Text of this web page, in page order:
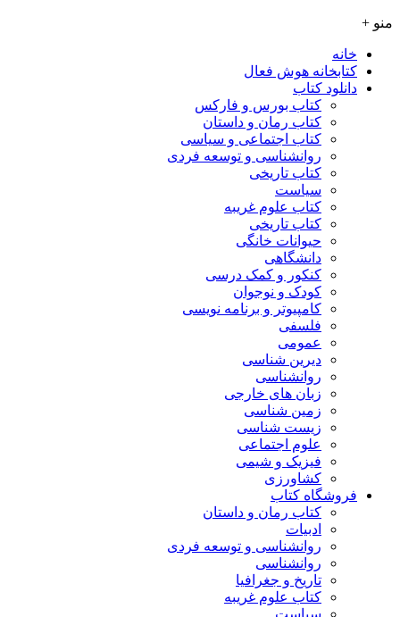
منو +
خانه
کتابخانه هوش فعال
دانلود کتاب
کتاب بورس و فارکس
کتاب رمان و داستان
کتاب اجتماعی و سیاسی
روانشناسی و توسعه فردی
کتاب تاریخی
سیاست
کتاب علوم غریبه
کتاب تاریخی
حیوانات خانگی
دانشگاهی
کنکور و کمک‌ درسی
کودک و نوجوان
کامپیوتر و برنامه نویسی
فلسفی
عمومی
دیرین شناسی
روانشناسی
زبان های خارجی
زمین شناسی
زیست شناسی
علوم اجتماعی
فیزیک و شیمی
کشاورزی
فروشگاه کتاب
کتاب رمان و داستان
ادبیات
روانشناسی و توسعه فردی
روانشناسی
تاریخ و جغرافیا
کتاب علوم غریبه
سیاست